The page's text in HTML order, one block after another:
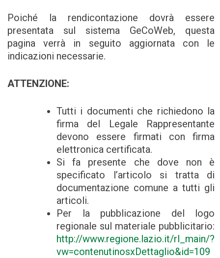
Poiché la rendicontazione dovrà essere
presentata sul sistema GeCoWeb, questa
pagina verrà in seguito aggiornata con le
indicazioni necessarie.
ATTENZIONE:
Tutti i documenti che richiedono la
firma del Legale Rappresentante
devono essere firmati con firma
elettronica certificata.
Si fa presente che dove non è
specificato l’articolo si tratta di
documentazione comune a tutti gli
articoli.
Per la pubblicazione del logo
regionale sul materiale pubblicitario:
http://www.regione.lazio.it/rl_main/?
vw=contenutinosxDettaglio&id=109